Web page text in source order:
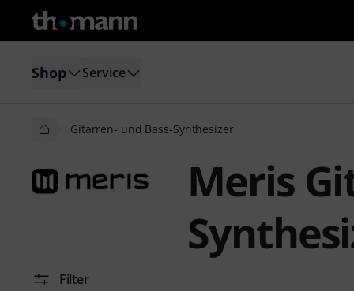
Shop Service
Gitarren- und Bass-Synthesizer
Meris
Filter